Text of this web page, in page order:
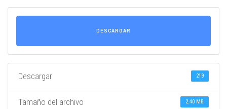
DESCARGAR
Descargar 219
Tamaño del archivo 2.40 MB